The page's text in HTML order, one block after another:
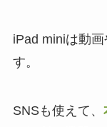
iPad miniは動
す。
SNSも使えて、